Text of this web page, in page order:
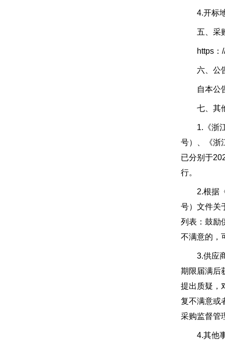
4.开标地
五、采购
https：//
六、公
自本公告
七、其
1.《浙江
号）、《浙
已分别于
行。
2.根据《
号）文件关
列表：鼓励
不满意的，
3.供应商
期限届满后
提出质疑，
复不满意或
采购监督管
4.其他